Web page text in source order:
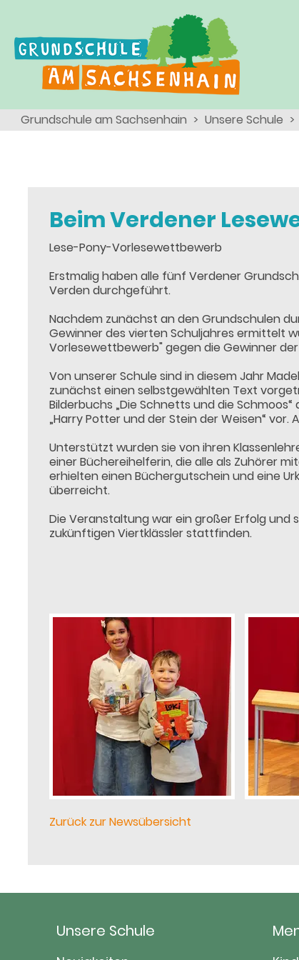
Grundschule am Sachsenhain Unsere Schule
Beim Verdener
Lese-Pony-Vorlesewettbewerb
Erstmalig haben alle fünf Verdener
Verden durchgeführt.
Nachdem zunächst an den Grundschulen
Gewinner des vierten Schuljahres ermittelt
Vorlesewettbewerb" gegen die Gewinner
Von unserer Schule sind in diesem Jahr
zunächst einen selbstgewählten Text
Bilderbuchs „Die Schnetts und die
„Harry Potter und der Stein der Weisen“
Unterstützt wurden sie von ihren
einer Büchereihelferin, die alle als Zuhörer
erhielten einen Büchergutschein und eine
überreicht.
Die Veranstaltung war ein großer Erfolg und
zukünftigen Viertklässler stattfinden.
Zurück zur Newsübersicht
Unsere Schule
Menschen
Kinder
Eltern
Team
Schulsozialarbeit
Schulseelsorge
Wir als Arbeitgeber
Ganztagsschule